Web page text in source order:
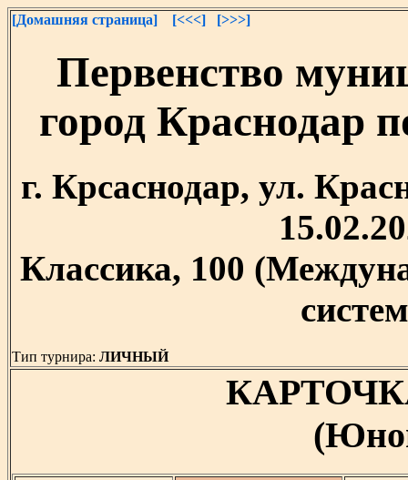
[Домашняя страница] [<<<] [>>>]
Первенство
город Краснодар
г. Крсаснодар, ул.
Классика, 100
Тип турнира: ЛИЧНЫЙ